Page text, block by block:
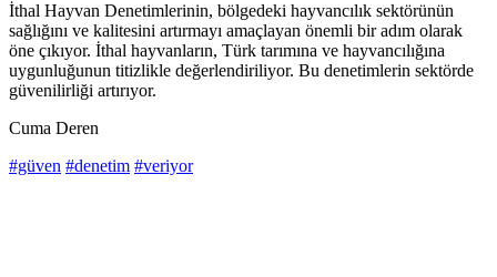
İthal Hayvan Denetimlerinin, bölgedeki hayvancılık sektörünün
sağlığını ve kalitesini artırmayı amaçlayan önemli bir adım olarak
öne çıkıyor. İthal hayvanların, Türk tarımına ve hayvancılığına
uygunluğunun titizlikle değerlendiriliyor. Bu denetimlerin sektörde
güvenilirliği artırıyor.
Cuma Deren
#güven #denetim #veriyor